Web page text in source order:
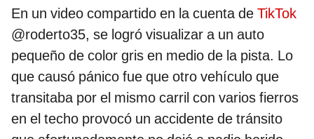
En un video compartido en la cuenta de TikTok
@roderto35, se logró visualizar a un auto
pequeño de color gris en medio de la pista. Lo
que causó pánico fue que otro vehículo que
transitaba por el mismo carril con varios fierros
en el techo provocó un accidente de tránsito